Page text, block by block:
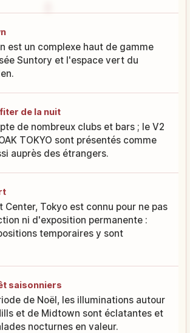
est un complexe haut de gamme
Suntory et l'espace vert du
de la nuit
de nombreux clubs et bars ; le V2
TOKYO sont présentés comme
auprès des étrangers.
Center, Tokyo est connu pour ne pas
ni d'exposition permanente :
temporaires y sont
saisonniers
de Noël, les illuminations autour
et de Midtown sont éclatantes et
nocturnes en valeur.